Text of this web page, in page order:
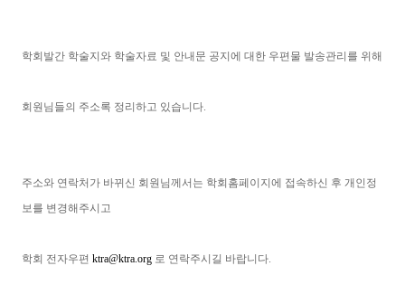
학회발간 학술지와 학술자료 및 안내문 공지에 대한 우편물 발송관리를 위해
회원님들의 주소록 정리하고 있습니다.
주소와 연락처가 바뀌신 회원님께서는 학회홈페이지에 접속하신 후 개인정
보를 변경해주시고
학회 전자우편 ktra@ktra.org 로 연락주시길 바랍니다.